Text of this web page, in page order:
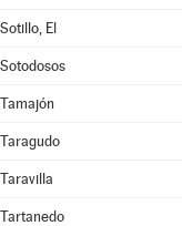
Sotillo, El
Sotodosos
Tamajón
Taragudo
Taravilla
Tartanedo